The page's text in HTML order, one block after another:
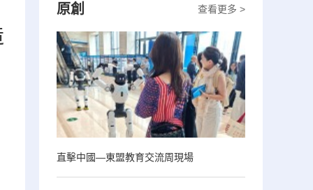
查看更多 >
原創
直擊中國—東盟教育交流周現場